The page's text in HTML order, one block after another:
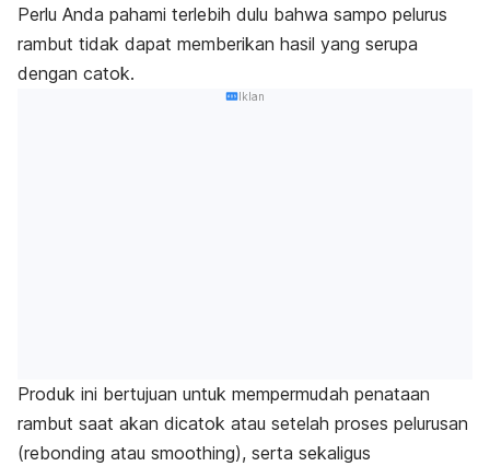
Perlu Anda pahami terlebih dulu bahwa sampo pelurus
rambut tidak dapat memberikan hasil yang serupa
dengan catok.
Iklan
Produk ini bertujuan untuk mempermudah penataan
rambut saat akan dicatok atau setelah proses pelurusan
(rebonding atau smoothing), serta sekaligus